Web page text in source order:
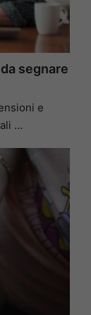
segnare
e
…